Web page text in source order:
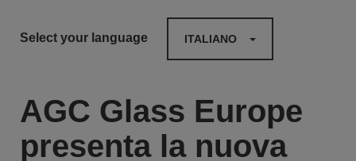
Select your language ITALIANO
AGC Glass Europe
presenta la nuova